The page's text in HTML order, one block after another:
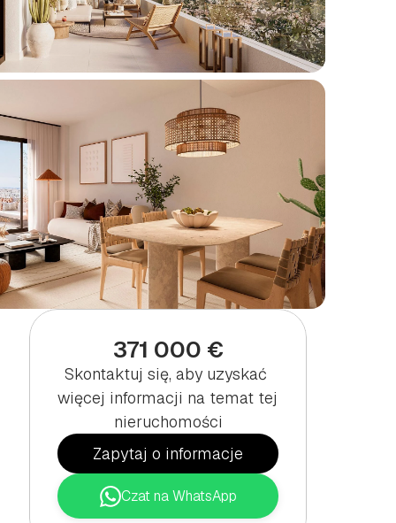
371 000 €
Skontaktuj się, aby uzyskać
więcej informacji na temat tej
nieruchomości
Zapytaj o informacje
Czat na WhatsApp